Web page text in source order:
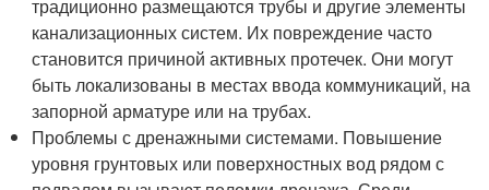
традиционно размещаются трубы и другие элементы
канализационных систем. Их повреждение часто
становится причиной активных протечек. Они могут
быть локализованы в местах ввода коммуникаций, на
запорной арматуре или на трубах.
Проблемы с дренажными системами. Повышение
уровня грунтовых или поверхностных вод рядом с